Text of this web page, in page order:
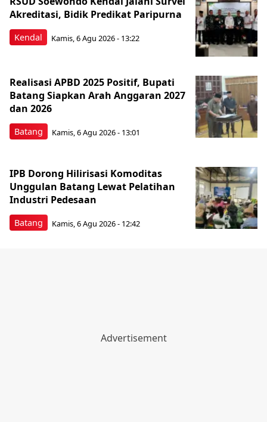
Kendal
Akreditasi, Bidik Predikat Paripurna
Kamis, 6 Agu 2026 - 13:22
Batang
Realisasi APBD 2025 Positif, Bupati
Batang Siapkan Arah Anggaran 2027
dan 2026
Kamis, 6 Agu 2026 - 13:01
Batang
IPB Dorong Hilirisasi Komoditas
Unggulan Batang Lewat Pelatihan
Industri Pedesaan
Kamis, 6 Agu 2026 - 12:42